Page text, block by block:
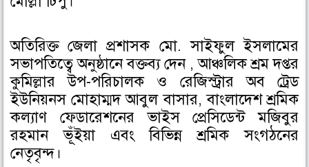
অতিরিক্ত জেলা প্রশাসক মো. সাইফুল ইসলামের
সভাপতিত্বে অনুষ্ঠানে বক্তব্য দেন , আঞ্চলিক শ্রম দপ্তর
কুমিল্লার উপ-পরিচালক ও রেজিস্ট্রার অব ট্রেড
ইউনিয়নস মোহাম্মদ আবুল বাসার, বাংলাদেশ শ্রমিক
কল্যাণ ফেডারেশনের ভাইস প্রেসিডেন্ট মজিবুর
রহমান ভূঁইয়া এবং বিভিন্ন শ্রমিক সংগঠনের
নেতৃবৃন্দ।